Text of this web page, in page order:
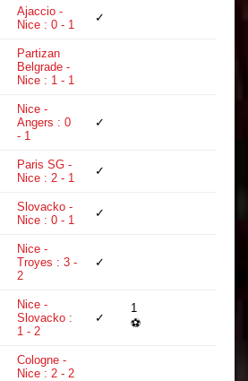
Ajaccio -
Nice : 0 - 1
✓
Partizan
Belgrade -
Nice : 1 - 1
Nice -
Angers : 0
- 1
✓
Paris SG -
Nice : 2 - 1
✓
Slovacko -
Nice : 0 - 1
✓
Nice -
Troyes : 3 -
2
✓
Nice -
Slovacko :
1 - 2
✓
1
⚽
Cologne -
Nice : 2 - 2